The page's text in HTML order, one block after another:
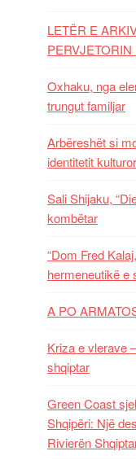
LETËR E
Oxhaku, nga
trungut familjar
Arbëreshët si
identitetit kulturor
Sali Shijaku,
kombëtar
“Dom Fred
hermeneutikë e
A PO
Kriza e vlerave
shqiptar
Green Coast
Shqipëri: Një
Rivierën